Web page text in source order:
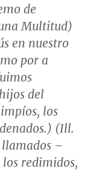
de
Multitud)
en nuestro
por a
del
los
(Ill.
llamados –
los redimidos,